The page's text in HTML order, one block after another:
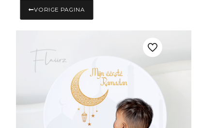
VORIGE PAGINA